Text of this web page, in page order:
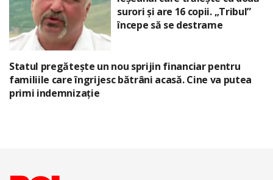
surori și are 16 copii. „Tribul”
începe să se destrame
Statul pregătește un nou sprijin financiar pentru
familiile care îngrijesc bătrâni acasă. Cine va putea
primi indemnizație